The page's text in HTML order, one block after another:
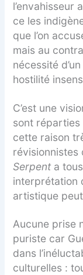
l’envahisseur
ce les
que l’on
mais au
nécessité
hostilité
C’est une
sont
cette raison
révisionnistes
Serpent a
interprétation
artistique
Aucune prise
puriste car
dans
culturelles :